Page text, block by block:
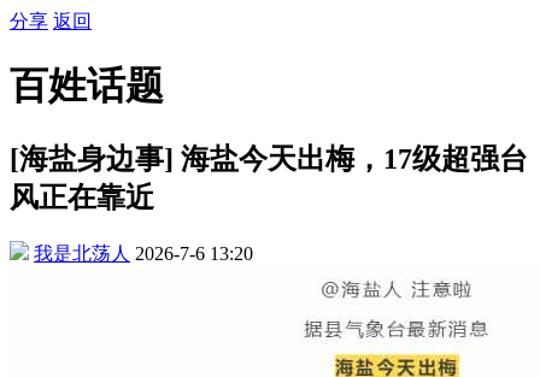
分享 返回
百姓话题
[海盐身边事] 海盐今天出梅，17级超强台
风正在靠近
我是北荡人 2026-7-6 13:20